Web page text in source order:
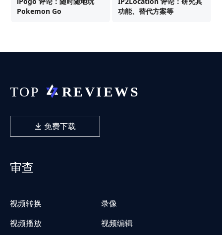
Pokemon Go
功能、替代方案等
免费下载
审查
视频转换
录像
视频播放
视频编辑